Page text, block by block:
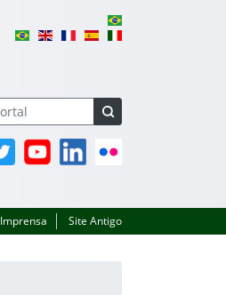
YouTubeLinkedin
Imprensa Site Antigo